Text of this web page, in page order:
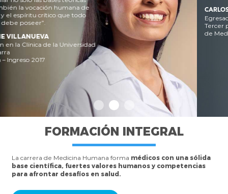
CARLOS REYES FARIAS
Egresado de Medicina Humana
Tercer puesto en el Examen Nacional
de Medicina – 2023
FORMACIÓN INTEGRAL
La carrera de Medicina Humana forma médicos con una sólida
base científica, fuertes valores humanos y competencias
para afrontar desafíos en salud.